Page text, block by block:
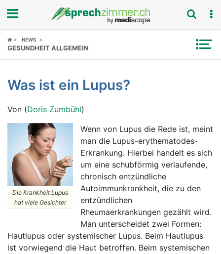
Fokus
Symptome
Untersuchungen
News
Ratgeber
Rubriken
NEWS
GESUNDHEIT ALLGEMEIN
Was ist ein Lupus?
Von (Doris Zumbühl)
Die Krankheit Lupus
hat viele Gesichter
Wenn von Lupus die Rede ist, meint
man die Lupus-erythematodes-
Erkrankung. Hierbei handelt es sich
um eine schubförmig verlaufende,
chronisch entzündliche
Autoimmunkrankheit, die zu den
entzündlichen
Rheumaerkrankungen gezählt wird.
Man unterscheidet zwei Formen:
Hautlupus oder systemischer Lupus. Beim Hautlupus
ist vorwiegend die Haut betroffen. Beim systemischen